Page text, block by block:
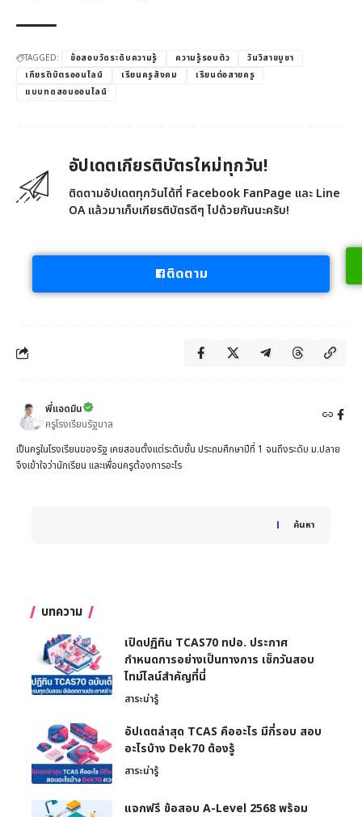
TAGGED: ข้อสอบวัดระดับความรู้ ความรู้รอบตัว
วันวิสาขบูชา
เกียรติบัตรออนไลน์
เรียนครูสังคม
เรียนต่อสายครู
แบบทดสอบออนไลน์
อัปเดตเกียรติบัตรใหม่ทุกวัน!
ติดตามอัปเดตทุกวันได้ที่ Facebook FanPage และ Line
OA แล้วมาเก็บเกียรติบัตรดีๆ ไปด้วยกันนะครับ!
ติดตาม
พี่แอดมิน
ครูโรงเรียนรัฐบาล
เป็นครูในโรงเรียนของรัฐ เคยสอนตั้งแต่ระดับชั้น ประถมศึกษาปีที่ 1 จนถึงระดับ ม.ปลาย
จึงเข้าใจว่านักเรียน และเพื่อนครูต้องการอะไร
ค้นหา
When autocomplete results are available use up and
บทความ
เปิดปฏิทิน TCAS70 ทปอ. ประกาศ
กำหนดการอย่างเป็นทางการ เช็กวันสอบ
ไทม์ไลน์สำคัญที่นี่
สาระน่ารู้
อัปเดตล่าสุด TCAS คืออะไร มีกี่รอบ สอบ
อะไรบ้าง Dek70 ต้องรู้
สาระน่ารู้
แจกฟรี ข้อสอบ A-Level 2568 พร้อม